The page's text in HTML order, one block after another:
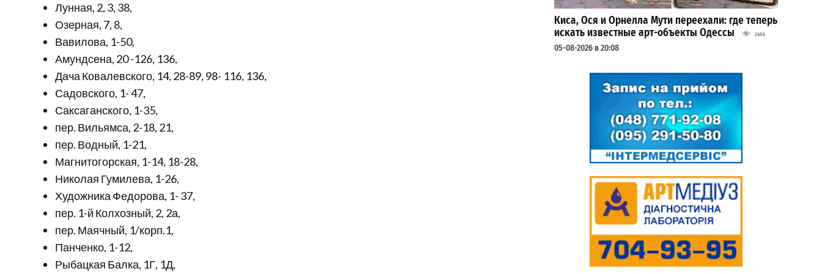
Лунная, 2, 3, 38,
Озерная, 7, 8,
Вавилова, 1-50,
Амундсена, 20 -126, 136,
Дача Ковалевского, 14, 28-89, 98- 116, 136,
Садовского, 1- 47,
Саксаганского, 1-35,
пер. Вильямса, 2-18, 21,
пер. Водный, 1-21,
Магнитогорская, 1-14, 18-28,
Николая Гумилева, 1-26,
Художника Федорова, 1- 37,
пер. 1-й Колхозный, 2, 2а,
пер. Маячный, 1/корп.1,
Панченко, 1-12,
Рыбацкая Балка, 1Г, 1Д,
Киса, Ося и Орнелла Мути переехали: где теперь
искать известные арт-объекты Одессы
2404
05-08-2026 в 20:08